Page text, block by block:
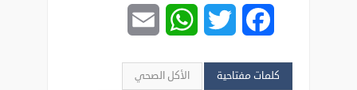
Facebook
Twitter
WhatsApp
كلمات مفتاحية الأكل الصحي